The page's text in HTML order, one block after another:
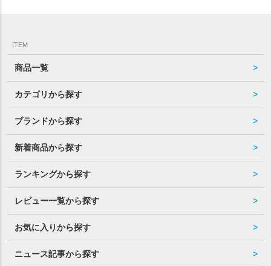
ITEM
商品一覧
カテゴリから探す
ブランドから探す
新着商品から探す
ランキングから探す
レビュー一覧から探す
お気に入りから探す
ニュース記事から探す